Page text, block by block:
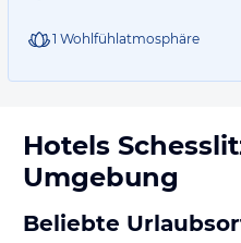
1 Wohlfühlatmosphäre
Hotels
Umgebung
Beliebte